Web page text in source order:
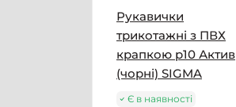
Рукавички
трикотажні з ПВХ
крапкою р10 Актив
(чорні) SIGMA
Є в наявності